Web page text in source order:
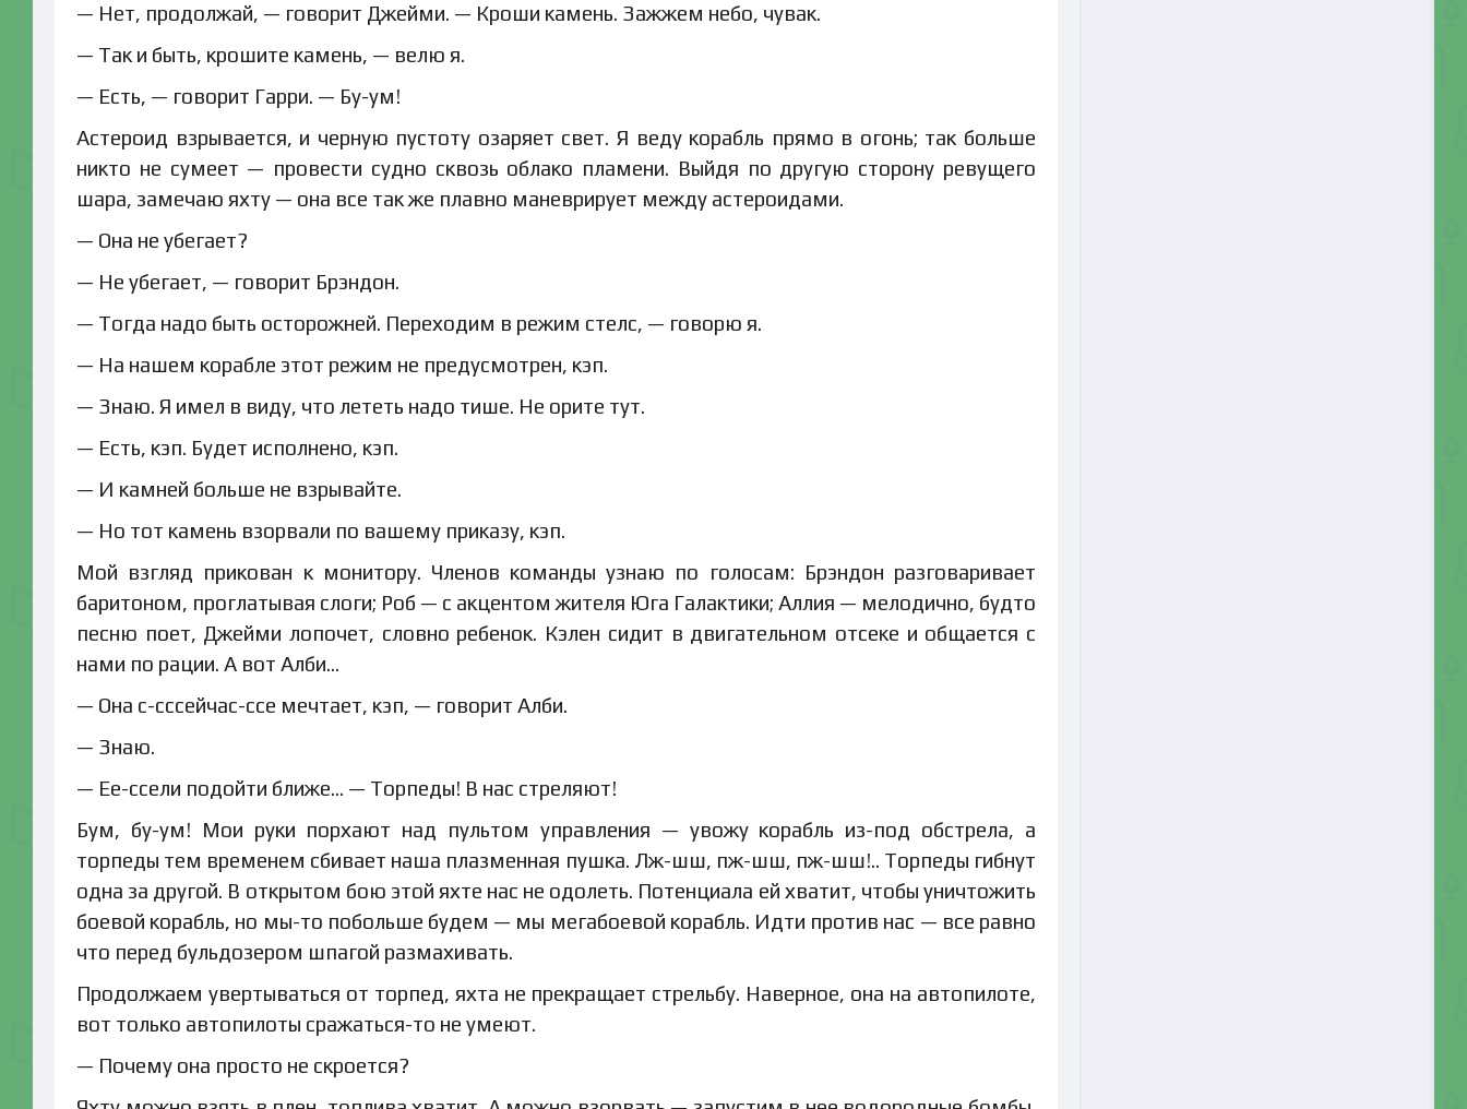
— Нет, продолжай, — говорит Джейми. — Кроши камень. Зажжем небо, чувак.
— Так и быть, крошите камень, — велю я.
— Есть, — говорит Гарри. — Бу-ум!
Астероид взрывается, и черную пустоту озаряет свет. Я веду корабль прямо в огонь; так больше
никто не сумеет — провести судно сквозь облако пламени. Выйдя по другую сторону ревущего
шара, замечаю яхту — она все так же плавно маневрирует между астероидами.
— Она не убегает?
— Не убегает, — говорит Брэндон.
— Тогда надо быть осторожней. Переходим в режим стелс, — говорю я.
— На нашем корабле этот режим не предусмотрен, кэп.
— Знаю. Я имел в виду, что лететь надо тише. Не орите тут.
— Есть, кэп. Будет исполнено, кэп.
— И камней больше не взрывайте.
— Но тот камень взорвали по вашему приказу, кэп.
Мой взгляд прикован к монитору. Членов команды узнаю по голосам: Брэндон разговаривает
баритоном, проглатывая слоги; Роб — с акцентом жителя Юга Галактики; Аллия — мелодично, будто
песню поет, Джейми лопочет, словно ребенок. Кэлен сидит в двигательном отсеке и общается с
нами по рации. А вот Алби…
— Она с-сссейчас-ссе мечтает, кэп, — говорит Алби.
— Знаю.
— Ее-ссели подойти ближе… — Торпеды! В нас стреляют!
Бум, бу-ум! Мои руки порхают над пультом управления — увожу корабль из-под обстрела, а
торпеды тем временем сбивает наша плазменная пушка. Лж-шш, пж-шш, пж-шш!.. Торпеды гибнут
одна за другой. В открытом бою этой яхте нас не одолеть. Потенциала ей хватит, чтобы уничтожить
боевой корабль, но мы-то побольше будем — мы мегабоевой корабль. Идти против нас — все равно
что перед бульдозером шпагой размахивать.
Продолжаем увертываться от торпед, яхта не прекращает стрельбу. Наверное, она на автопилоте,
вот только автопилоты сражаться-то не умеют.
— Почему она просто не скроется?